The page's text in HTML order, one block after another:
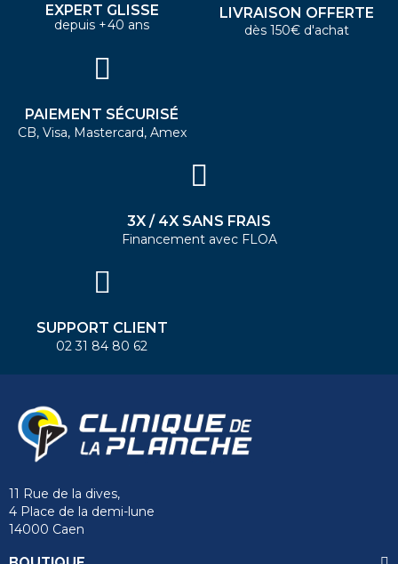
EXPERT GLISSE
depuis +40 ans
LIVRAISON OFFERTE
dès 150€ d'achat
PAIEMENT SÉCURISÉ
CB, Visa, Mastercard, Amex
3X / 4X SANS FRAIS
Financement avec FLOA
SUPPORT CLIENT
02 31 84 80 62
11 Rue de la dives,
4 Place de la demi-lune
14000 Caen